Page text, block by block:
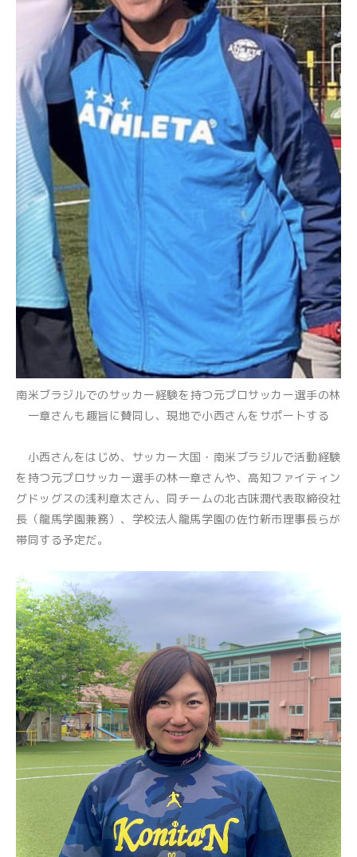
南米ブラジルでのサッカー経験を持つ元プロサッカー選手の林
一章さんも趣旨に賛同し、現地で小西さんをサポートする
小西さんをはじめ、サッカー大国・南米ブラジルで活動経験
を持つ元プロサッカー選手の林一章さんや、高知ファイティン
グドッグスの浅利章太さん、同チームの北古味潤代表取締役社
長（龍馬学園兼務）、学校法人龍馬学園の佐竹新市理事長らが
帯同する予定だ。